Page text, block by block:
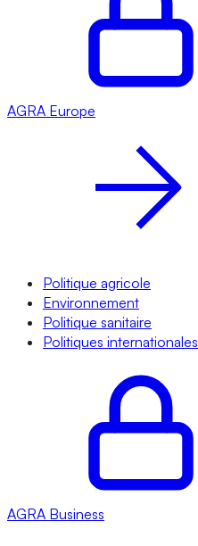
AGRA Europe
Politique agricole
Environnement
Politique sanitaire
Politiques internationales
AGRA Business